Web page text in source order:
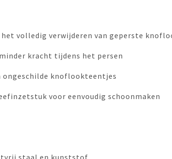
volledig verwijderen van geperste
kracht tijdens het persen
ongeschilde knoflookteentjes
voor eenvoudig schoonmaken
staal en kunststof